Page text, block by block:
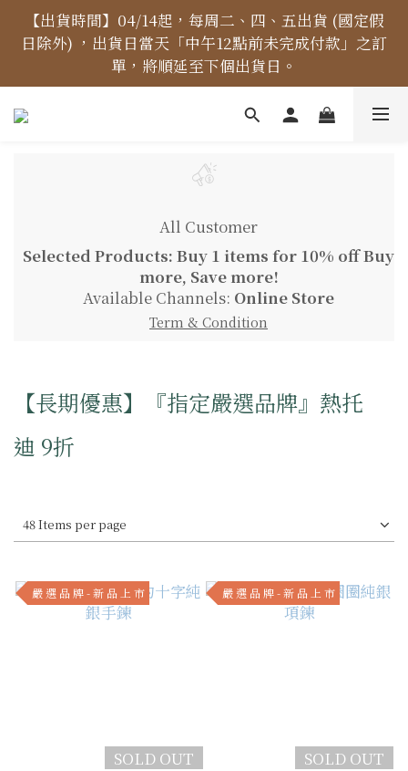
【價格標示更新】異象出版品-價格標示更新為原價，
折扣一律購物車計算。
【出貨時間】04/14起，每周二、四、五出貨 (國定假
日除外) ，出貨日當天「中午12點前未完成付款」之訂
單，將順延至下個出貨日。
【免運金額】台灣地區全站滿1000元免運費！
折扣一律購物車計算。
All Customer
Selected Products: Buy 1 items for 10% off Buy
more, Save more!
Available Channels: Online Store
Term & Condition
【長期優惠】『指定嚴選品牌』熱托
迪 9折
48 Items per page
嚴 選 品 牌 - 新 品 上 市
SOLD OUT
嚴 選 品 牌 - 新 品 上 市
SOLD OUT